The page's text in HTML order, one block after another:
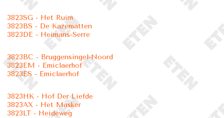
3823SG - Het Ruim
3823BS - De Kazematten
3823DE - Heimans-Serre
3823BC - Bruggensingel-Noord
3823EM - Emiclaerhof
3823ES - Emiclaerhof
3823HK - Hof Der Liefde
3823AX - Het Masker
3823LT - Heideweg